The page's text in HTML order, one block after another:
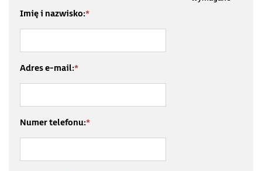
Imię i nazwisko:*
Adres e-mail:*
Numer telefonu:*